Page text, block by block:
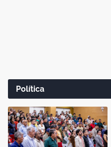
Política